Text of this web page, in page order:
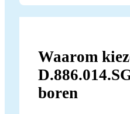
Waarom
boren